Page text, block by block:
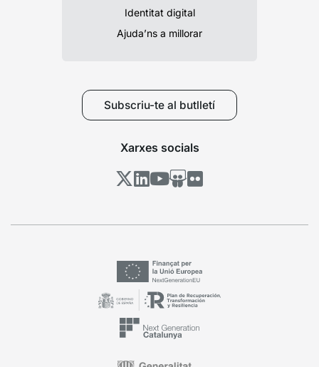
Identitat digital
Ajuda’ns a millorar
Subscriu-te al butlletí
Xarxes socials